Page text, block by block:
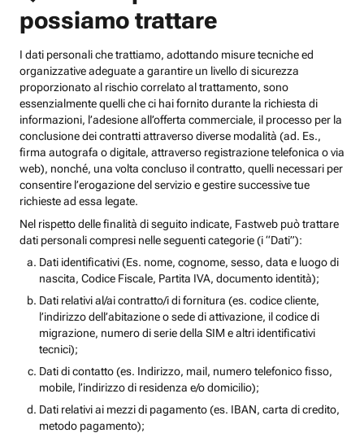
possiamo trattare
I dati personali che trattiamo, adottando misure tecniche ed
organizzative adeguate a garantire un livello di sicurezza
proporzionato al rischio correlato al trattamento, sono
essenzialmente quelli che ci hai fornito durante la richiesta di
informazioni, l’adesione all’offerta commerciale, il processo per la
conclusione dei contratti attraverso diverse modalità (ad. Es.,
firma autografa o digitale, attraverso registrazione telefonica o via
web), nonché, una volta concluso il contratto, quelli necessari per
consentire l’erogazione del servizio e gestire successive tue
richieste ad essa legate.
Nel rispetto delle finalità di seguito indicate, Fastweb può trattare
dati personali compresi nelle seguenti categorie (i “Dati”):
Dati identificativi (Es. nome, cognome, sesso, data e luogo di
nascita, Codice Fiscale, Partita IVA, documento identità);
Dati relativi al/ai contratto/i di fornitura (es. codice cliente,
l’indirizzo dell’abitazione o sede di attivazione, il codice di
migrazione, numero di serie della SIM e altri identificativi
tecnici);
Dati di contatto (es. Indirizzo, mail, numero telefonico fisso,
mobile, l’indirizzo di residenza e/o domicilio);
Dati relativi ai mezzi di pagamento (es. IBAN, carta di credito,
metodo pagamento);